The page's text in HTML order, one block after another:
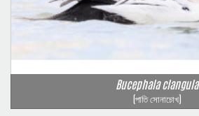
Bucephala clangula
(পাতি সোনাচোখ)